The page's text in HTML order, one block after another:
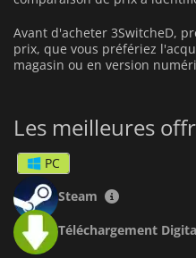
Avant d'acheter 3SwitcheD,
prix, que vous préfériez
magasin ou en version
Les meilleures
PC
Steam
Téléchargement